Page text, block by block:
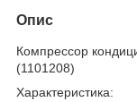
Опис
Компрессор
(1101208)
Характеристика: